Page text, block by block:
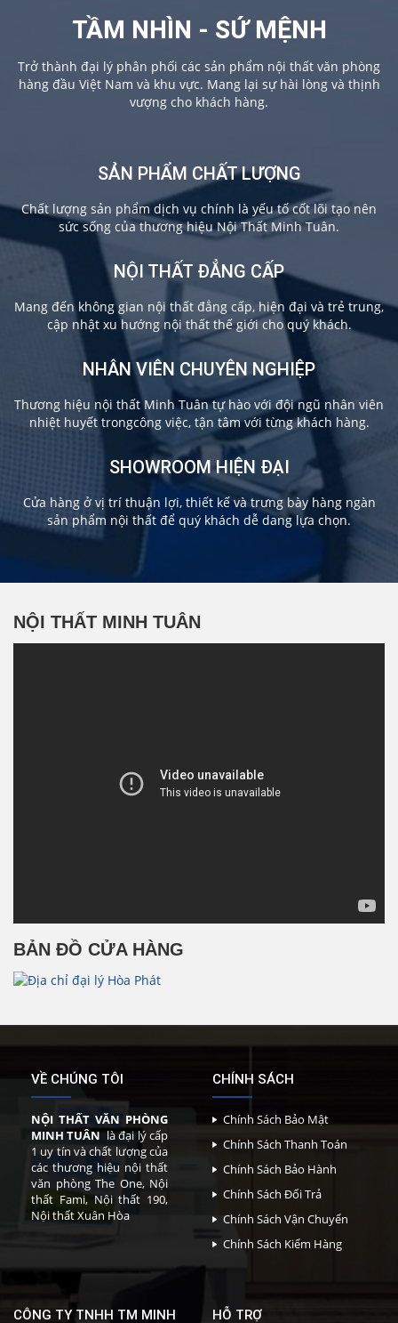
TẦM NHÌN - SỨ MỆNH
Trở thành đại lý phân phối các sản phẩm nội thất văn phòng
hàng đầu Việt Nam và khu vực. Mang lại sự hài lòng và thịnh
vượng cho khách hàng.
SẢN PHẨM CHẤT LƯỢNG
Chất lượng sản phẩm dịch vụ chính là yếu tố cốt lõi tạo nên
sức sống của thương hiệu Nội Thất Minh Tuân.
NỘI THẤT ĐẲNG CẤP
Mang đến không gian nội thất đẳng cấp, hiện đại và trẻ trung,
cập nhật xu hướng nội thất thế giới cho quý khách.
NHÂN VIÊN CHUYÊN NGHIỆP
Thương hiệu nội thất Minh Tuân tự hào với đội ngũ nhân viên
nhiệt huyết trongcông việc, tận tâm với từng khách hàng.
SHOWROOM HIỆN ĐẠI
Cửa hàng ở vị trí thuận lợi, thiết kế và trưng bày hàng ngàn
sản phẩm nội thất để quý khách dễ dang lựa chọn.
NỘI THẤT MINH TUÂN
BẢN ĐỒ CỬA HÀNG
VỀ CHÚNG TÔI
NỘI THẤT VĂN PHÒNG
MINH TUÂN là đại lý cấp
1 uy tín và chất lượng của
các thương hiệu nội thất
văn phòng The One, Nội
thất Fami, Nội thất 190,
Nội thất Xuân Hòa
CHÍNH SÁCH
Chính Sách Bảo Mật
Chính Sách Thanh Toán
Chính Sách Bảo Hành
Chính Sách Đổi Trả
Chính Sách Vận Chuyển
Chính Sách Kiểm Hàng
CÔNG TY TNHH TM MINH HỖ TRỢ